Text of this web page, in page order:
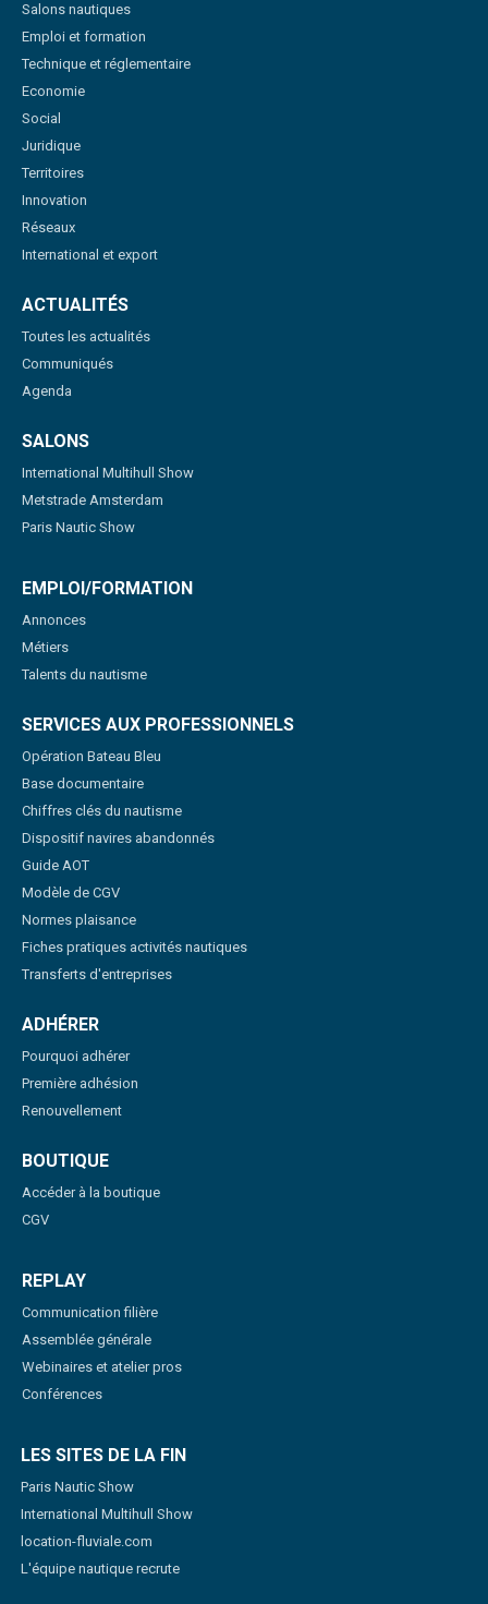
Salons nautiques
Emploi et formation
Technique et réglementaire
Economie
Social
Juridique
Territoires
Innovation
Réseaux
International et export
ACTUALITÉS
Toutes les actualités
Communiqués
Agenda
SALONS
International Multihull Show
Metstrade Amsterdam
Paris Nautic Show
EMPLOI/FORMATION
Annonces
Métiers
Talents du nautisme
SERVICES AUX PROFESSIONNELS
Opération Bateau Bleu
Base documentaire
Chiffres clés du nautisme
Dispositif navires abandonnés
Guide AOT
Modèle de CGV
Normes plaisance
Fiches pratiques activités nautiques
Transferts d'entreprises
ADHÉRER
Pourquoi adhérer
Première adhésion
Renouvellement
BOUTIQUE
Accéder à la boutique
CGV
REPLAY
Communication filière
Assemblée générale
Webinaires et atelier pros
Conférences
LES SITES DE LA FIN
Paris Nautic Show
International Multihull Show
location-fluviale.com
L'équipe nautique recrute